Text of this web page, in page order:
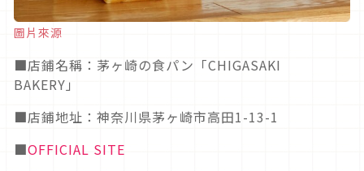
圖片來源
■店鋪名稱：茅ヶ崎の食パン「CHIGASAKI
BAKERY」
■店鋪地址：神奈川県茅ヶ崎市高田1-13-1
■OFFICIAL SITE